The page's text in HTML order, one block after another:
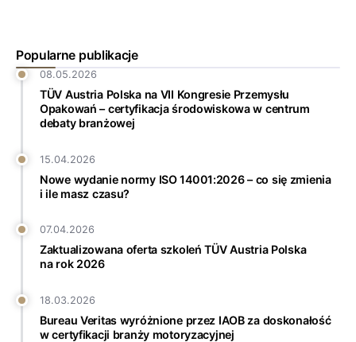
Popularne publikacje
08.05.2026
TÜV Austria Polska na VII Kongresie Przemysłu
Opakowań – certyfikacja środowiskowa w centrum
debaty branżowej
15.04.2026
Nowe wydanie normy ISO 14001:2026 – co się zmienia
i ile masz czasu?
07.04.2026
Zaktualizowana oferta szkoleń TÜV Austria Polska
na rok 2026
18.03.2026
Bureau Veritas wyróżnione przez IAOB za doskonałość
w certyfikacji branży motoryzacyjnej